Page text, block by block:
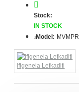
Stock:
IN STOCK
Model: MVMPR
Ifigeneia Lefkaditi